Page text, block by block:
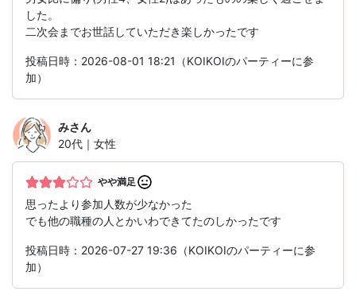
した。
二次会までお世話していただき楽しかったです
投稿日時：2026-08-01 18:21（KOIKOIのパーティーに参
加）
みさん
20代｜女性
やや満足
思ったより参加人数が少なかった
でも他の職種の人とかいわできてたのしかったです
投稿日時：2026-07-27 19:36（KOIKOIのパーティーに参
加）